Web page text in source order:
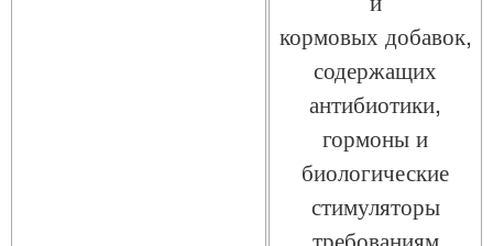
кормовых добавок,
содержащих
антибиотики,
гормоны и
биологические
стимуляторы